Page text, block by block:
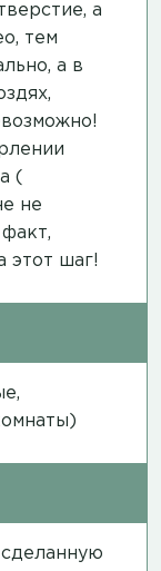
а
, тем
а в
(
не
этот шаг!